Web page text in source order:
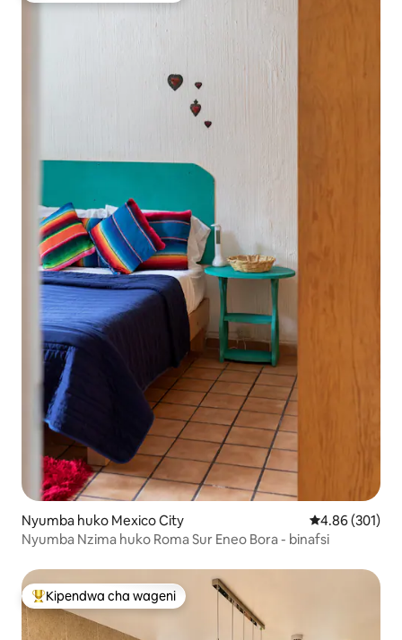
Nyumba huko Mexico City Ukadiriaji wa
4.86 (301)
Nyumba Nzima huko Roma Sur Eneo Bora - binafsi
Kipendwa maarufu cha wageni
Kipendwa cha wageni